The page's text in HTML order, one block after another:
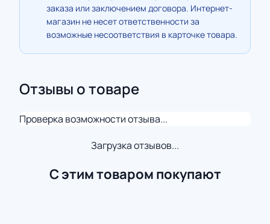
заказа или заключением договора. Интернет-
магазин не несет ответственности за
возможные несоответствия в карточке товара.
Отзывы о товаре
Проверка возможности отзыва...
Загрузка отзывов...
С этим товаром покупают